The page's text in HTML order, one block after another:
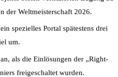
der Weltmeisterschaft 2026.
spezielles Portal spätestens drei
um.
als die Einlösungen der „Right-
freigeschaltet wurden.